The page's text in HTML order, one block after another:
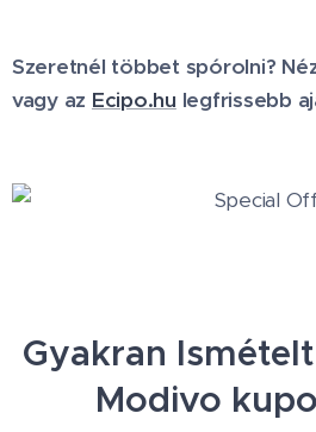
Szeretnél többet spórolni?
vagy az Ecipo.hu legfrissebb
Gyakran
Modivo